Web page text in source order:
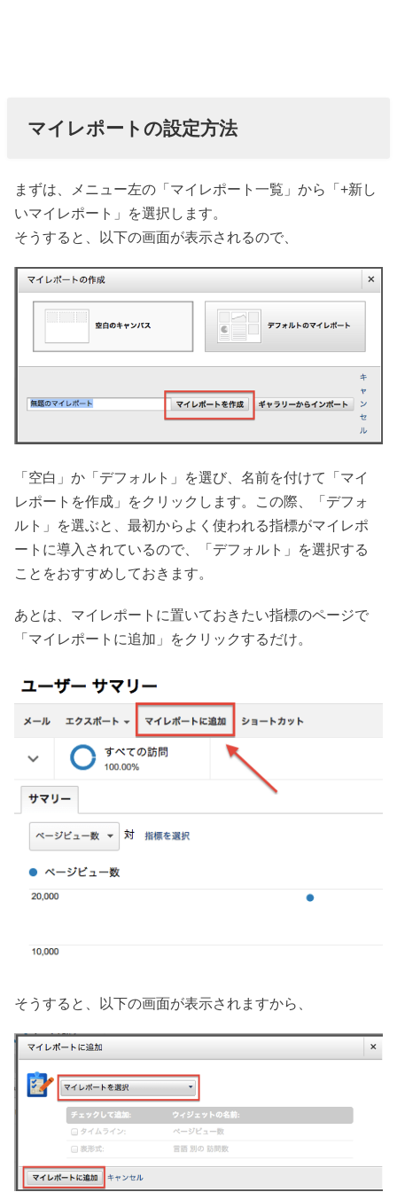
マイレポートの設定方法
まずは、メニュー左の「マイレポート一覧」から「+新し
いマイレポート」を選択します。
そうすると、以下の画面が表示されるので、
「空白」か「デフォルト」を選び、名前を付けて「マイ
レポートを作成」をクリックします。この際、「デフォ
ルト」を選ぶと、最初からよく使われる指標がマイレポ
ートに導入されているので、「デフォルト」を選択する
ことをおすすめしておきます。
あとは、マイレポートに置いておきたい指標のページで
「マイレポートに追加」をクリックするだけ。
そうすると、以下の画面が表示されますから、